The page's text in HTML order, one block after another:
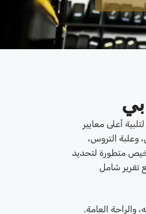
أعلى معايير
وعلبة التروس،
متطورة لتحديد
تقرير شامل
والراحة العامة.